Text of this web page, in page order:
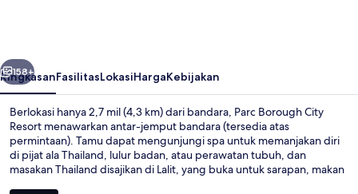
Berikutnya
158+
RingkasanFasilitasLokasiHargaKebijakan
Berlokasi hanya 2,7 mil (4,3 km) dari bandara, Parc Borough City
Resort menawarkan antar-jemput bandara (tersedia atas
permintaan). Tamu dapat mengunjungi spa untuk memanjakan diri
di pijat ala Thailand, lulur badan, atau perawatan tubuh, dan
masakan Thailand disajikan di Lalit, yang buka untuk sarapan, makan